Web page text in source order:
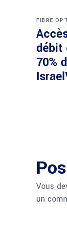
FIBRE
débit
70%
Vous
un